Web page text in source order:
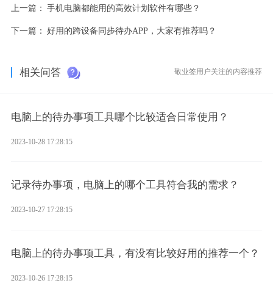
上一篇： 手机电脑都能用的高效计划软件有哪些？
下一篇： 好用的跨设备同步待办APP，大家有推荐吗？
相关问答 敬业签用户关注的内容推荐
电脑上的待办事项工具哪个比较适合日常使用？
2023-10-28 17:28:15
记录待办事项，电脑上的哪个工具符合我的需求？
2023-10-27 17:28:15
电脑上的待办事项工具，有没有比较好用的推荐一个？
2023-10-26 17:28:15